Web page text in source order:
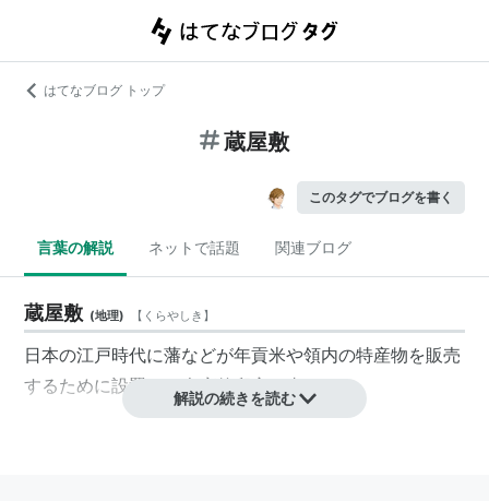
はてなブログ トップ
蔵屋敷
このタグでブログを書く
言葉の解説 ネットで話題 関連ブログ
蔵屋敷 (地理) 【 くらやしき 】
日本の江戸時代に藩などが年貢米や領内の特産物を販売
するために設置した倉庫兼邸宅の事。
解説の続きを読む